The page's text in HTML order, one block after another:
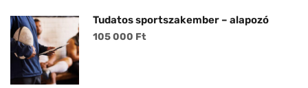
Tudatos sportszakember – alapozó
105 000 Ft